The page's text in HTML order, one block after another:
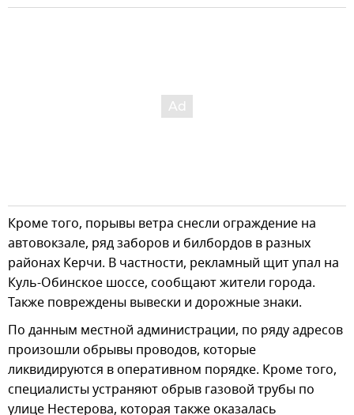
Кроме того, порывы ветра снесли ограждение на
автовокзале, ряд заборов и билбордов в разных
районах Керчи. В частности, рекламный щит упал на
Куль-Обинское шоссе, сообщают жители города.
Также повреждены вывески и дорожные знаки.
По данным местной администрации, по ряду адресов
произошли обрывы проводов, которые
ликвидируются в оперативном порядке. Кроме того,
специалисты устраняют обрыв газовой трубы по
улице Нестерова, которая также оказалась